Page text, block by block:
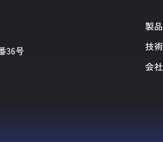
36号
製
技
会